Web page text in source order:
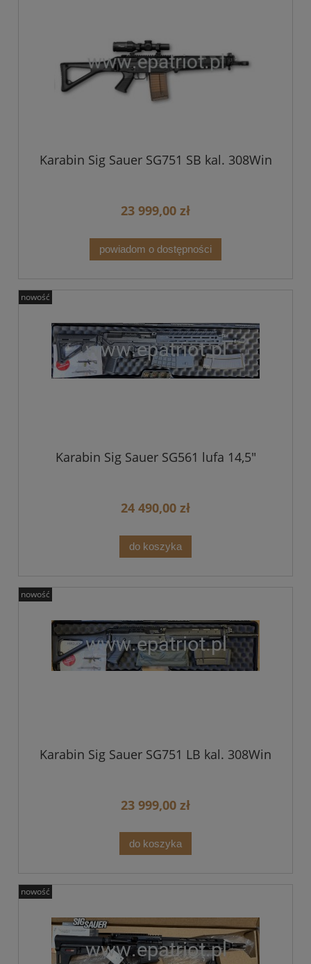
Karabin Sig Sauer SG751 SB kal. 308Win
23 999,00 zł
powiadom o dostępności
Karabin Sig Sauer SG561 lufa 14,5"
24 490,00 zł
do koszyka
nowość
Karabin Sig Sauer SG751 LB kal. 308Win
23 999,00 zł
do koszyka
nowość
nowość